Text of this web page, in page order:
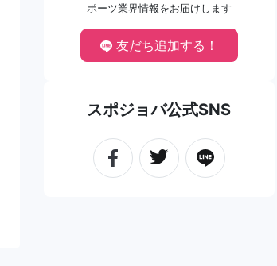
ポーツ業界情報をお届けします
友だち追加する！
スポジョバ公式SNS